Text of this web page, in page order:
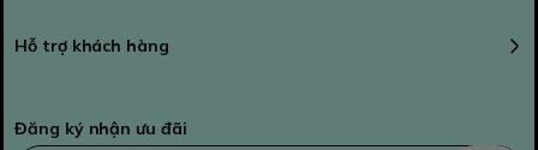
Hỗ trợ khách hàng
Đăng ký nhận ưu đãi